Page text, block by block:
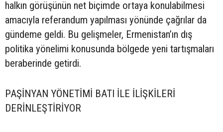
halkın görüşünün net biçimde ortaya konulabilmesi
amacıyla referandum yapılması yönünde çağrılar da
gündeme geldi. Bu gelişmeler, Ermenistan’ın dış
politika yönelimi konusunda bölgede yeni tartışmaları
beraberinde getirdi.
PAŞİNYAN YÖNETİMİ BATI İLE İLİŞKİLERİ
DERİNLEŞTİRİYOR